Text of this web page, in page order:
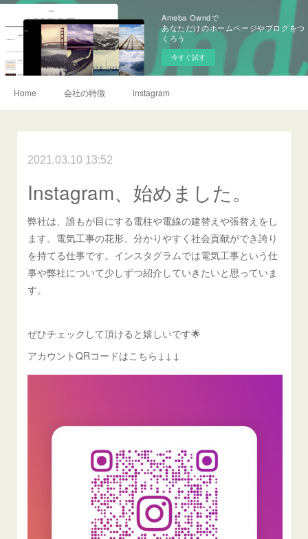
Ameba Owndで
あなただけのホームページやブログをつ
くろう
今すぐ試す
Home 会社の特徴 instagram
2021.03.10 13:52
Instagram、始めました。
弊社は、誰もが目にする電柱や電線の建替えや張替えをし
ます。電気工事の花形、分かりやすく社会貢献ができ誇り
を持てる仕事です。インスタグラムでは電気工事という仕
事や弊社について少しずつ紹介していきたいと思っていま
す。
ぜひチェックして頂けると嬉しいです🌟
アカウントQRコードはこちら↓↓↓